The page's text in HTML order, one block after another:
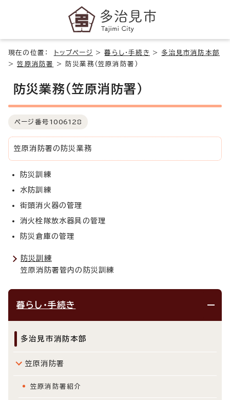
現在の位置： トップページ >暮らし・手続き >多治見市消防本部
>笠原消防署 > 防災業務（笠原消防署）
防災業務（笠原消防署）
ページ番号 1006128
笠原消防署の防災業務
防災訓練
水防訓練
街頭消火器の管理
消火栓隊放水器具の管理
防災倉庫の管理
防災訓練
笠原消防署管内の防災訓練
暮らし・手続き
多治見市消防本部
笠原消防署
笠原消防署紹介